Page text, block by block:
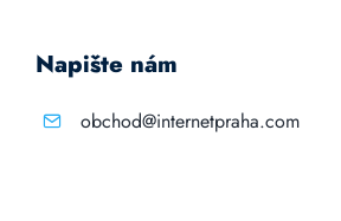
Napište nám
obchod@internetpraha.com